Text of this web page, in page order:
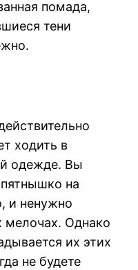
помада,
тени
ходить в
одежде. Вы
на
и ненужно
мелочах. Однако
их этих
не будете